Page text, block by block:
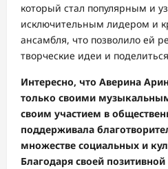
который стал популярным и
исключительным лидером и
ансамбля, что позволило ей
творческие идеи и
Интересно, что Аверина
только своими
своим участием в
поддерживала
множестве социальных и
Благодаря своей